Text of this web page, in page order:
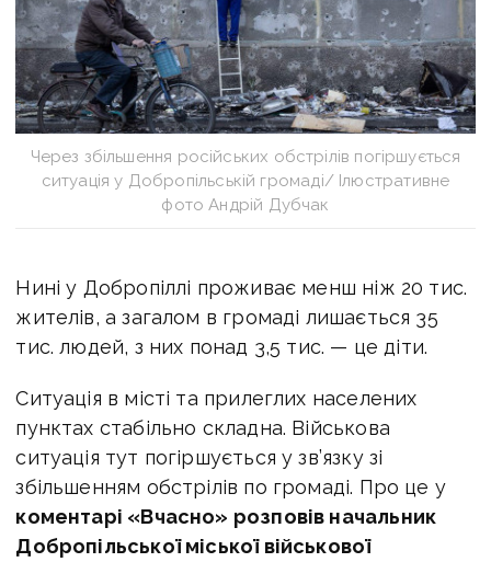
Через збільшення російських обстрілів погіршується
ситуація у Добропільській громаді/ Ілюстративне
фото Андрій Дубчак
Нині у Добропіллі проживає менш ніж 20 тис.
жителів, а загалом в громаді лишається 35
тис. людей, з них понад 3,5 тис. — це діти.
Ситуація в місті та прилеглих населених
пунктах стабільно складна. Військова
ситуація тут погіршується у зв’язку зі
збільшенням обстрілів по громаді. Про це у
коментарі «Вчасно» розповів начальник
Добропільської міської військової